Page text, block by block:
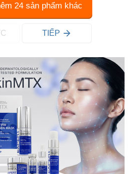
24 sản phẩm khác
TIẾP